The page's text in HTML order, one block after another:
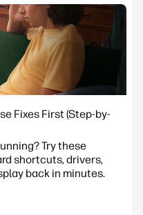
Fixes First (Step-by-
Try these
shortcuts, drivers,
back in minutes.